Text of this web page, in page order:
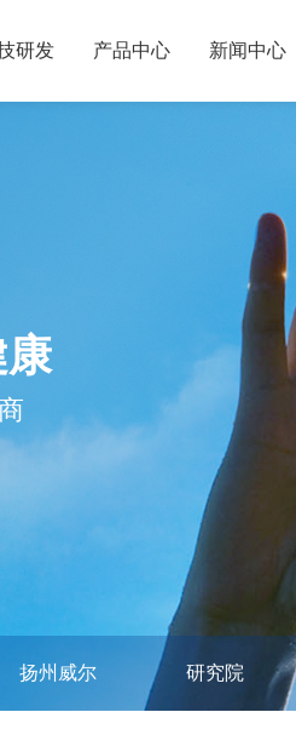
研发 产品中心 新闻中心
扬州威尔 研究院